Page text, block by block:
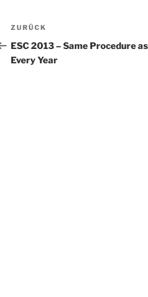
Beitragsnavigation
Vorheriger
Beitrag
ZURÜCK
ESC 2013 – Same Procedure as
Every Year